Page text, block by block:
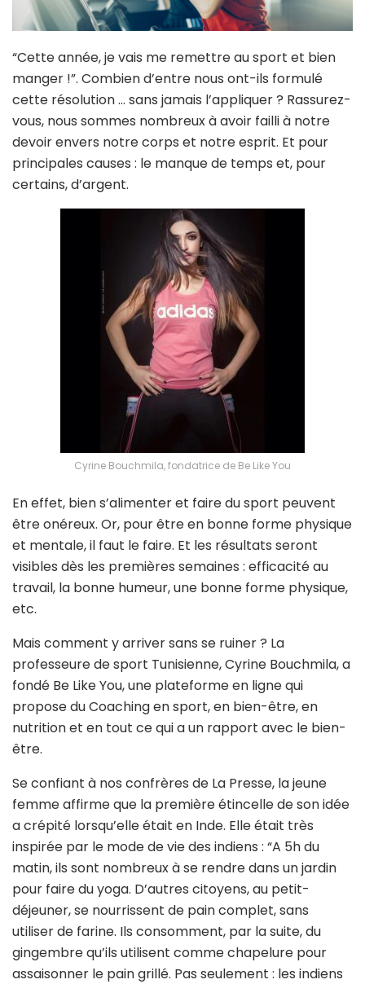
“Cette année, je vais me remettre au sport et bien
manger !”. Combien d’entre nous ont-ils formulé
cette résolution … sans jamais l’appliquer ? Rassurez-
vous, nous sommes nombreux à avoir failli à notre
devoir envers notre corps et notre esprit. Et pour
principales causes : le manque de temps et, pour
certains, d’argent.
Cyrine Bouchmila, fondatrice de Be Like You
En effet, bien s’alimenter et faire du sport peuvent
être onéreux. Or, pour être en bonne forme physique
et mentale, il faut le faire. Et les résultats seront
visibles dès les premières semaines : efficacité au
travail, la bonne humeur, une bonne forme physique,
etc.
Mais comment y arriver sans se ruiner ? La
professeure de sport Tunisienne, Cyrine Bouchmila, a
fondé Be Like You, une plateforme en ligne qui
propose du Coaching en sport, en bien-être, en
nutrition et en tout ce qui a un rapport avec le bien-
être.
Se confiant à nos confrères de La Presse, la jeune
femme affirme que la première étincelle de son idée
a crépité lorsqu’elle était en Inde. Elle était très
inspirée par le mode de vie des indiens : “A 5h du
matin, ils sont nombreux à se rendre dans un jardin
pour faire du yoga. D’autres citoyens, au petit-
déjeuner, se nourrissent de pain complet, sans
utiliser de farine. Ils consomment, par la suite, du
gingembre qu’ils utilisent comme chapelure pour
assaisonner le pain grillé. Pas seulement : les indiens